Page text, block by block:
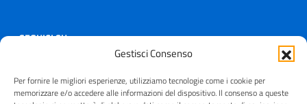
Gestisci Consenso
Per fornire le migliori esperienze, utilizziamo tecnologie come i cookie per
memorizzare e/o accedere alle informazioni del dispositivo. Il consenso a queste
SEGUICI SU